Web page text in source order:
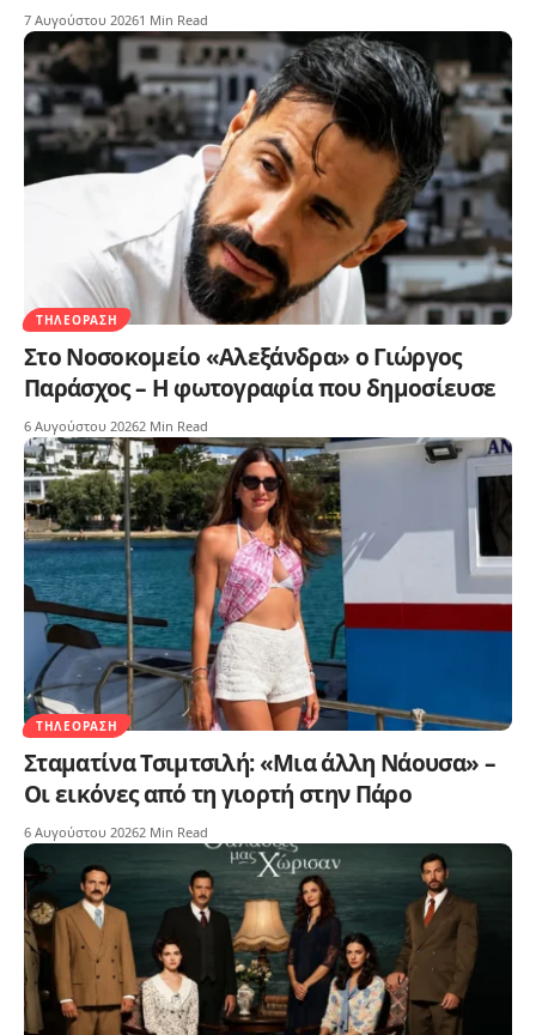
7 Αυγούστου 20261 Min Read
ΤΗΛΕΌΡΑΣΗ
Στο Νοσοκομείο «Αλεξάνδρα» ο Γιώργος
Παράσχος – Η φωτογραφία που δημοσίευσε
6 Αυγούστου 20262 Min Read
ΤΗΛΕΌΡΑΣΗ
Σταματίνα Τσιμτσιλή: «Μια άλλη Νάουσα» –
Οι εικόνες από τη γιορτή στην Πάρο
6 Αυγούστου 20262 Min Read